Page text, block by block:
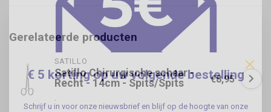
Gerelateerde producten
SATILLO
Satillo Chirurgische schaar -
Recht - 14cm - Spits/Spits
.
€8,95
€ 5 korting op uw volgende bestelling
Schrijf u in voor onze nieuwsbrief en blijf op de hoogte van onze